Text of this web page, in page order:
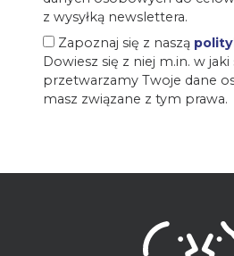
z wysyłką newslettera.
Zapoznaj się z naszą
Dowiesz się z niej m.in. w
przetwarzamy Twoje dane
masz związane z tym prawa.